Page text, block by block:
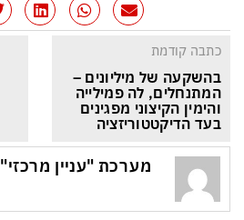
כתבה קודמת
בהשקעה של מיליונים –
המתנחלים, לה פמילייה
והימין הקיצוני מפגינים
בעד הדיקטטוריזציה
מערכת "עניין מרכזי"